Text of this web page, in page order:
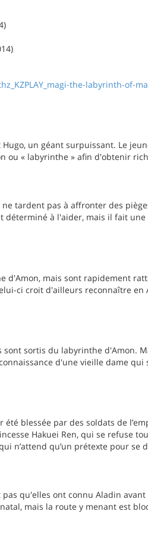
the-labyrinth-of-
un géant surpuissant. Le
ou « labyrinthe » afin d'obtenir
tardent pas à affronter des
déterminé à l'aider, mais il fait
mais sont rapidement
ci croit d'ailleurs reconnaître en
sortis du labyrinthe d'Amon.
d'une vieille dame qui
blessée par des soldats de
Hakuei Ren, qui se refuse
n’attend qu’un prétexte pour se
qu'elles ont connu Aladin
mais la route y menant est